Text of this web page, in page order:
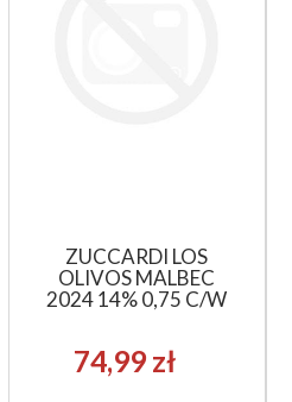
ZUCCARDI LOS
OLIVOS MALBEC
2024 14% 0,75 C/W
74,99 zł